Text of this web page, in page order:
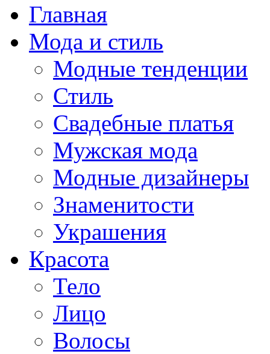
Главная
Мода и стиль
Модные тенденции
Стиль
Свадебные платья
Мужская мода
Модные дизайнеры
Знаменитости
Украшения
Красота
Тело
Лицо
Волосы